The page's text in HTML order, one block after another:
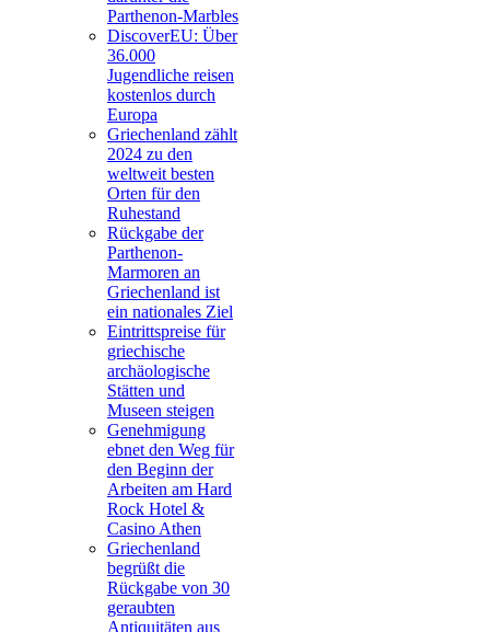
Parthenon-Marbles
DiscoverEU: Über
36.000
Jugendliche reisen
kostenlos durch
Europa
Griechenland zählt
2024 zu den
weltweit besten
Orten für den
Ruhestand
Rückgabe der
Parthenon-
Marmoren an
Griechenland ist
ein nationales Ziel
Eintrittspreise für
griechische
archäologische
Stätten und
Museen steigen
Genehmigung
ebnet den Weg für
den Beginn der
Arbeiten am Hard
Rock Hotel &
Casino Athen
Griechenland
begrüßt die
Rückgabe von 30
geraubten
Antiquitäten aus